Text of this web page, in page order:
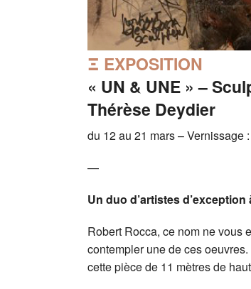
Ξ EXPOSITION
« UN & UNE » –
Thérèse Deydier
du 12 au 21 mars – Vernissage
—
Un duo d’artistes d’exception
Robert Rocca, ce nom ne vous
contempler une de ces
cette pièce de 11 mètres de